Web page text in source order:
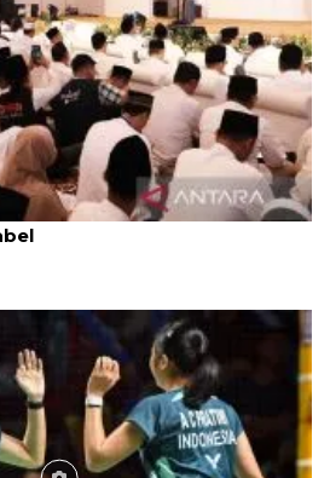
10 Muharam sebagai Lebaran